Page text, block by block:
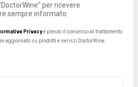
per ricevere
sempre informato.
Privacye presto il consenso al trattamento
aggiornato su prodotti e servizi DoctorWine.